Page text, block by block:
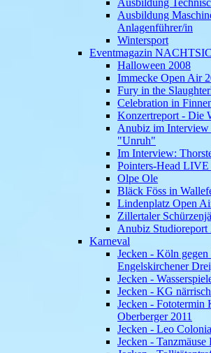
Ausbildung
Ausbildung
Anlagenführer/in
Wintersport
Eventmagazin
Halloween 2008
Immecke Open Air
Fury in the
Celebration in
Konzertreport - Die
Anubiz im Interview
"Unruh"
Im Interview:
Pointers-Head
Olpe Ole
Bläck Föss in
Lindenplatz Open
Zillertaler
Anubiz Studioreport
Karneval
Jecken - Köln
Engelskirchener
Jecken -
Jecken - KG
Jecken - Fototermin
Oberberger 2011
Jecken - Leo Colonia
Jecken -